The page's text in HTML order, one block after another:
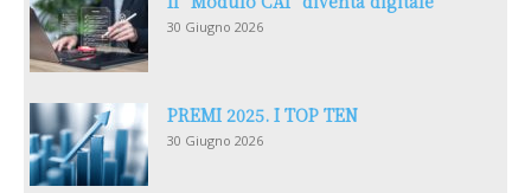
30 Giugno 2026
PREMI 2025. I TOP TEN
30 Giugno 2026